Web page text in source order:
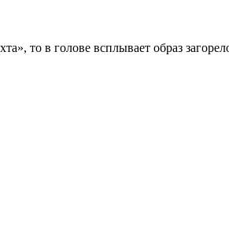
то в голове всплывает образ